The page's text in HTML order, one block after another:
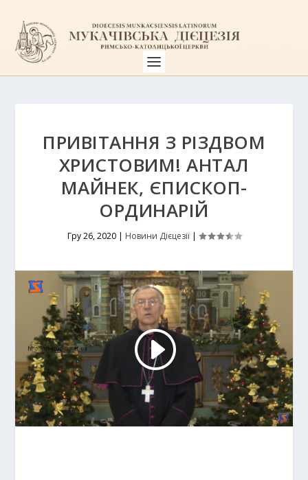
ПРИВІТАННЯ З РІЗДВОМ
ХРИСТОВИМ! АНТАЛ
МАЙНЕК, ЄПИСКОП-
ОРДИНАРІЙ
Гру 26, 2020| Новини Дієцезії|